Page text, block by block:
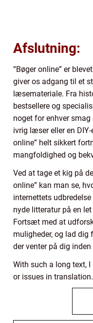
Afslutning:
“Bøger online” er
giver os adgang til et
læsemateriale. Fra
bestsellere og
noget for enhver smag
ivrig læser eller en
online” helt sikkert
mangfoldighed og
Ved at tage et kig på
online” kan man se,
internettets
nyde litteratur på en
Fortsæt med at
muligheder, og lad dig
der venter på dig
With such a long text,
or issues in translation.